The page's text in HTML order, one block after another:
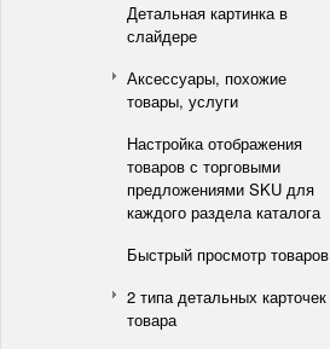
Детальная картинка в
слайдере
Аксессуары, похожие
товары, услуги
Настройка отображения
товаров с торговыми
предложениями SKU для
каждого раздела каталога
Быстрый просмотр товаров
2 типа детальных карточек
товара